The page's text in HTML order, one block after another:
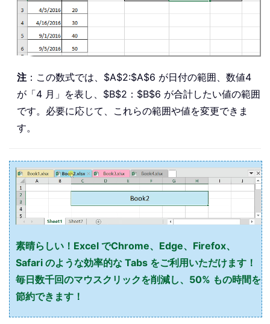
注 ：この数式では、$A$2:$A$6 が日付の範囲、数値4
が「4 月」を表し、$B$2：$B$6 が合計したい値の範囲
です。必要に応じて、これらの範囲や値を変更できま
す。
素晴らしい！Excel でChrome、Edge、Firefox、
Safari のような効率的な Tabs をご利用いただけます！
毎日数千回のマウスクリックを削減し、50% もの時間を
節約できます！